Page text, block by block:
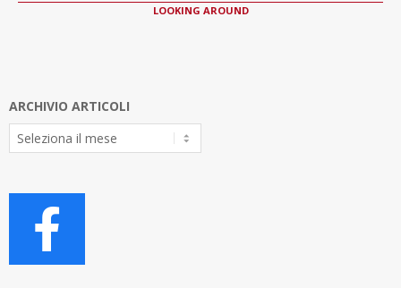
LOOKING AROUND
ARCHIVIO ARTICOLI
Archivio
Articoli